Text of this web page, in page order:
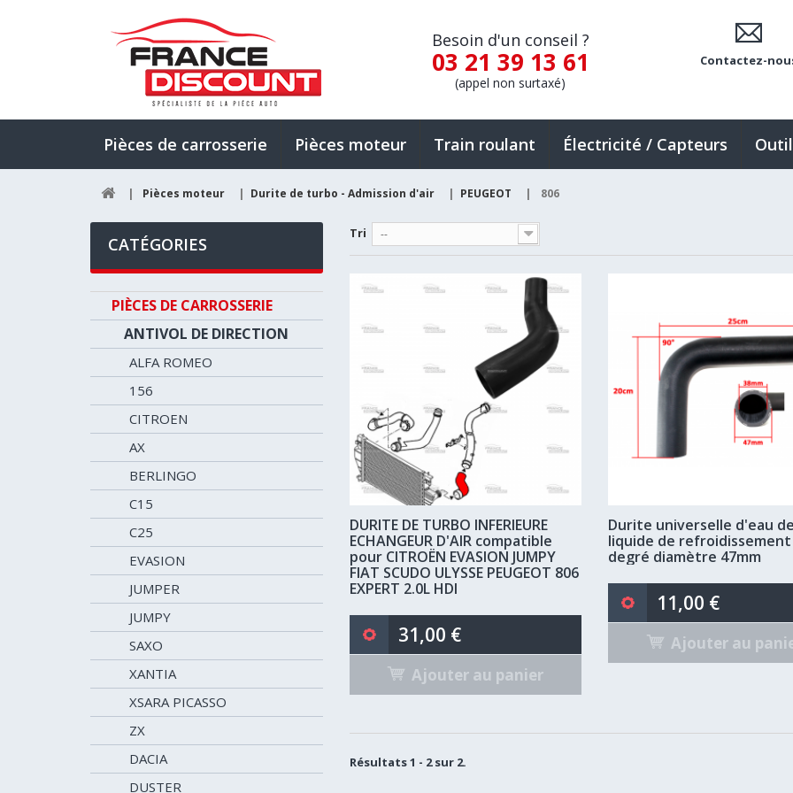
Besoin d'un conseil ?
03 21 39 13 61
(appel non surtaxé)
Contactez-
Pièces de carrosserie Pièces moteur Train roulant Électricité / Capteurs
| Pièces moteur | Durite de turbo - Admission d'air | PEUGEOT | 806
CATÉGORIES
PIÈCES DE CARROSSERIE
ANTIVOL DE DIRECTION
ALFA ROMEO
156
CITROEN
AX
BERLINGO
C15
C25
EVASION
JUMPER
JUMPY
SAXO
XANTIA
XSARA PICASSO
ZX
DACIA
DUSTER
Tri --
DURITE DE TURBO INFERIEURE
ECHANGEUR D'AIR compatible
pour CITROËN EVASION JUMPY
FIAT SCUDO ULYSSE PEUGEOT 806
EXPERT 2.0L HDI
31,00 €
Ajouter au panier
Durite universelle d'eau de
liquide de refroidissement
degré diamètre 47mm
11,00 €
Ajouter au
Résultats 1 - 2 sur 2.